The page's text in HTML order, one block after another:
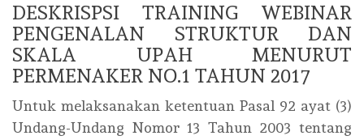
DESKRISPSI TRAINING WEBINAR
PENGENALAN STRUKTUR DAN
SKALA UPAH MENURUT
PERMENAKER NO.1 TAHUN 2017
Untuk melaksanakan ketentuan Pasal 92 ayat (3)
Undang-Undang Nomor 13 Tahun 2003 tentang